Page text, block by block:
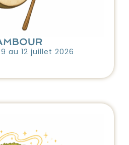
au 12 juillet 2026